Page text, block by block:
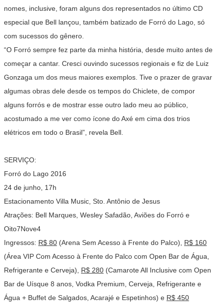
nomes, inclusive, foram alguns dos representados no último CD
especial que Bell lançou, também batizado de Forró do Lago, só
com sucessos do gênero.
“O Forró sempre fez parte da minha história, desde muito antes de
começar a cantar. Cresci ouvindo sucessos regionais e fiz de Luiz
Gonzaga um dos meus maiores exemplos. Tive o prazer de gravar
algumas obras dele desde os tempos do Chiclete, de compor
alguns forrós e de mostrar esse outro lado meu ao público,
acostumado a me ver como ícone do Axé em cima dos trios
elétricos em todo o Brasil”, revela Bell.
SERVIÇO:
Forró do Lago 2016
24 de junho, 17h
Estacionamento Villa Music, Sto. Antônio de Jesus
Atrações: Bell Marques, Wesley Safadão, Aviões do Forró e
Oito7Nove4
Ingressos: R$ 80 (Arena Sem Acesso à Frente do Palco), R$ 160
(Área VIP Com Acesso à Frente do Palco com Open Bar de Água,
Refrigerante e Cerveja), R$ 280 (Camarote All Inclusive com Open
Bar de Uísque 8 anos, Vodka Premium, Cerveja, Refrigerante e
Água + Buffet de Salgados, Acarajé e Espetinhos) e R$ 450